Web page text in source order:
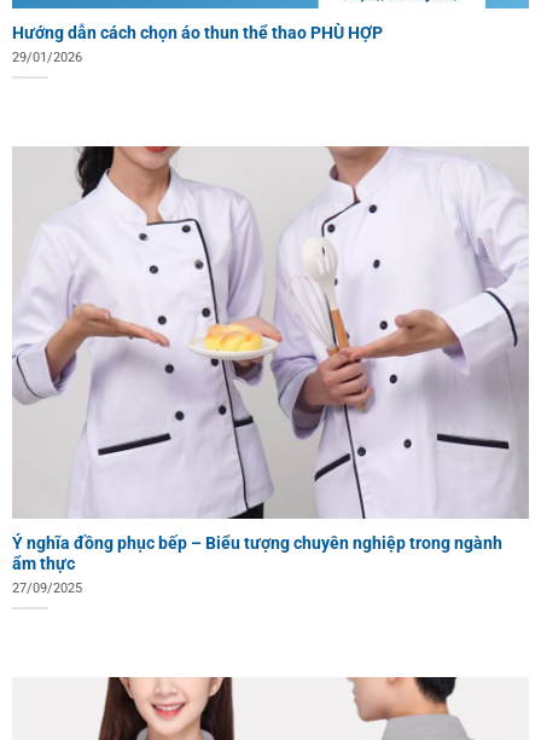
Hướng dẫn cách chọn áo thun thể thao PHÙ HỢP
29/01/2026
Ý nghĩa đồng phục bếp – Biểu tượng chuyên nghiệp trong ngành
ẩm thực
27/09/2025